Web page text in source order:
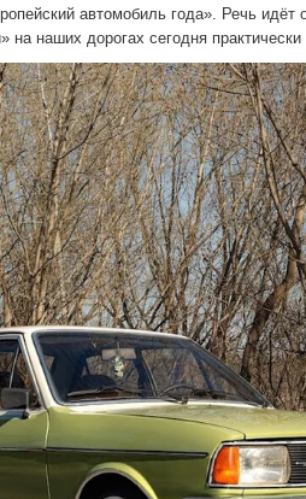
автомобиль года». Речь
на наших дорогах сегодня практически